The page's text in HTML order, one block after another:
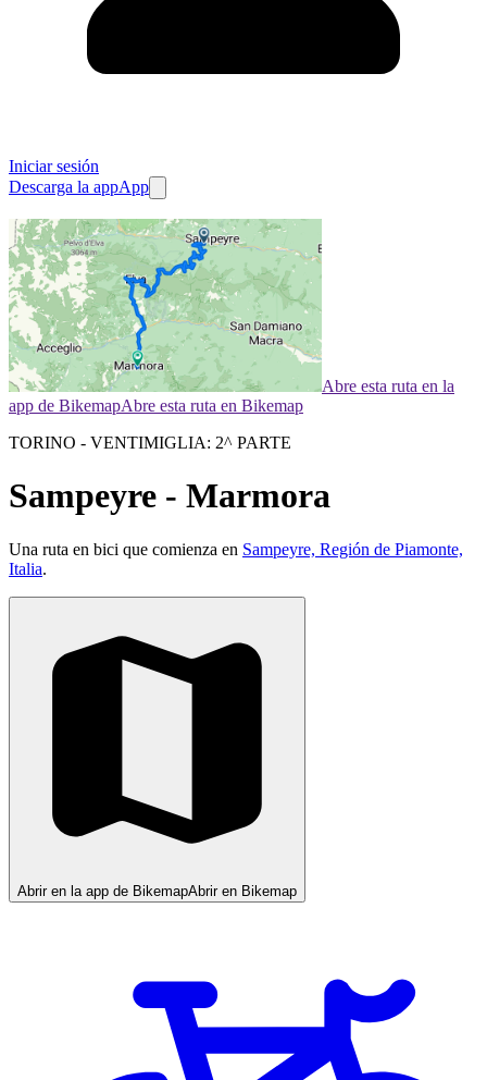
Iniciar sesión
Descarga la appApp
Abre esta ruta en la
app de BikemapAbre esta ruta en Bikemap
TORINO - VENTIMIGLIA: 2^ PARTE
Sampeyre - Marmora
Una ruta en bici que comienza en Sampeyre, Región de Piamonte,
Italia.
Abrir en la app de BikemapAbrir en Bikemap